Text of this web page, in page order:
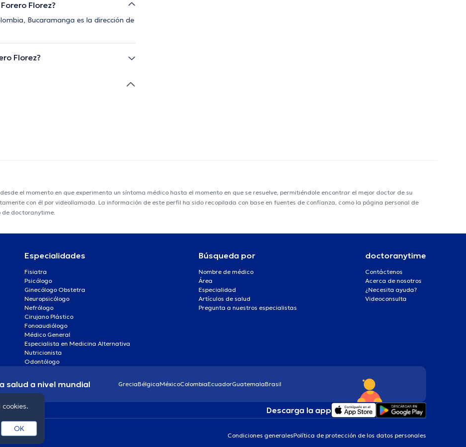
Florez?
Bucaramanga es la dirección de
Florez?
el momento en que experimenta un síntoma médico hasta el momento en que se resuelve, permitiéndole encontrar el mejor doctor de su
con él por videollamada. La información de este perfil ha sido recopilada con base en fuentes de confianza, como la página personal de
de doctoranytime.
Especialidades
Fisiatra
Psicólogo
Ginecólogo Obstetra
Neuropsicólogo
Nefrólogo
Cirujano Plástico
Fonoaudiólogo
Médico General
Especialista en Medicina Alternativa
Nutricionista
Odontólogo
Búsqueda por
Nombre de médico
Área
Especialidad
Artículos de salud
Pregunta a nuestros especialistas
doctoranytime
Contáctenos
Acerca de nosotros
¿Necesita ayuda?
Videoconsulta
salud a nivel mundial GreciaBélgicaMéxicoColombiaEcuadorGuatemalaBrasil
Descarga la app
Condiciones generalesPolítica de protección de los datos personales
OK